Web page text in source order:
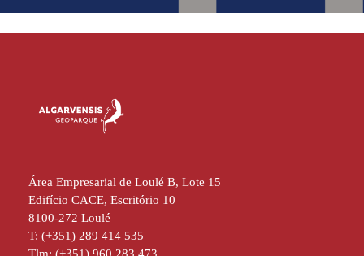
Área Empresarial de Loulé B, Lote 15
Edifício CACE, Escritório 10
8100-272 Loulé
T: (+351) 289 414 535